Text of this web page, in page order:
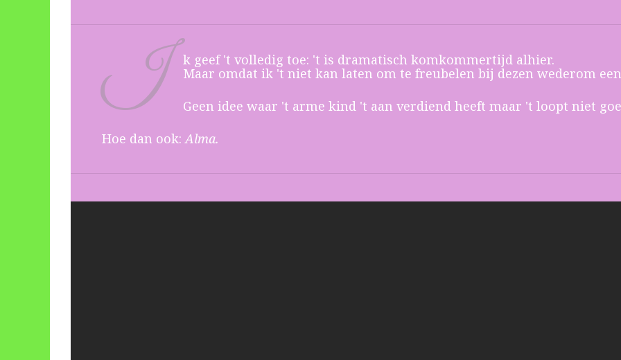
I
k geef 't volledig toe: 't is dramatisch komkommertijd alhier.
Maar omdat ik 't niet kan laten om te freubelen bij dezen wederom
Geen idee waar 't arme kind 't aan verdiend heeft maar 't loopt niet
Hoe dan ook: Alma.